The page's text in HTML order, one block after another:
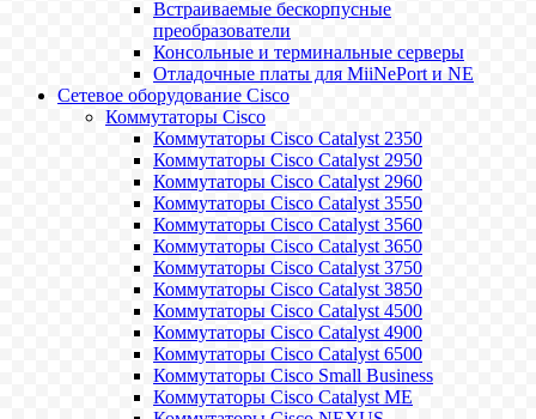
Встраиваемые бескорпусные
преобразователи
Консольные и терминальные серверы
Отладочные платы для MiiNePort и NE
Сетевое оборудование Cisco
Коммутаторы Cisco
Коммутаторы Cisco Catalyst 2350
Коммутаторы Cisco Catalyst 2950
Коммутаторы Cisco Catalyst 2960
Коммутаторы Cisco Catalyst 3550
Коммутаторы Cisco Catalyst 3560
Коммутаторы Cisco Catalyst 3650
Коммутаторы Cisco Catalyst 3750
Коммутаторы Cisco Catalyst 3850
Коммутаторы Cisco Catalyst 4500
Коммутаторы Cisco Catalyst 4900
Коммутаторы Cisco Catalyst 6500
Коммутаторы Cisco Small Business
Коммутаторы Cisco Catalyst ME